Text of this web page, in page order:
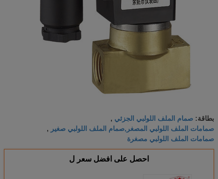
بطاقة: صمام الملف اللولبي الجزئي ,
صمامات الملف اللولبي المصغر,صمام الملف اللولبي صغير ,
صمامات الملف اللولبي مصغرة
احصل على افضل سعر ل